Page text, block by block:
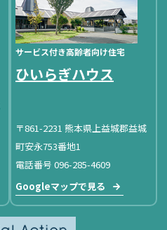
サービス付き高齢者向け住宅
ひいらぎハウス
〒861-2231 熊本県上益城郡益城
町安永753番地1
電話番号 096-285-4609
Googleマップで見る